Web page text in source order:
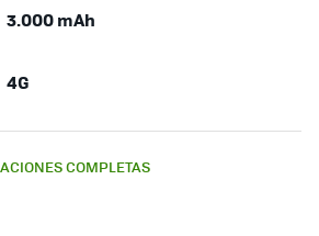
3.000 mAh
4G
COMPLETAS